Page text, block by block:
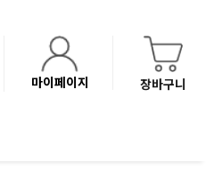
마이페이지 장바구니